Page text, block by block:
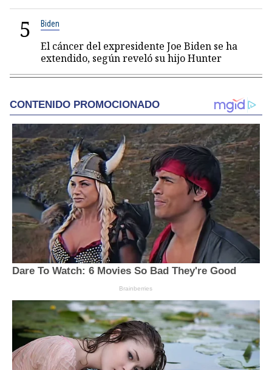
5 Biden
El cáncer del expresidente Joe Biden se ha
extendido, según reveló su hijo Hunter